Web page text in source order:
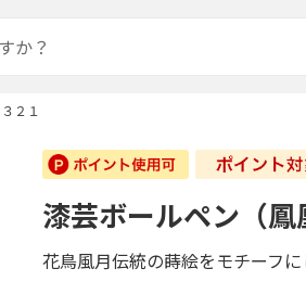
２１
漆芸ボールペン（
花鳥風月伝統の蒔絵をモチーフに